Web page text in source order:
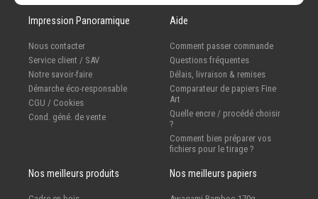
Impression Panoramique
Nous contacter
Service client / SAV
Notre savoir-faire
Démarche éco-responsable
CGU / Cookies
Cond. géné. de vente
Aide
Comment passer commande
Questions fréquentes
Délais, livraison & remises
Comparateur de papiers Fine
Art
Quelle encre / procédé choisir
?
Comment bien préparer vos
fichiers pour le tirage ?
Nos meilleurs produits Nos meilleurs papiers